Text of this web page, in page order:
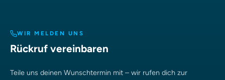
WIR MELDEN UNS
Rückruf vereinbaren
Teile uns deinen Wunschtermin mit – wir rufen dich zur